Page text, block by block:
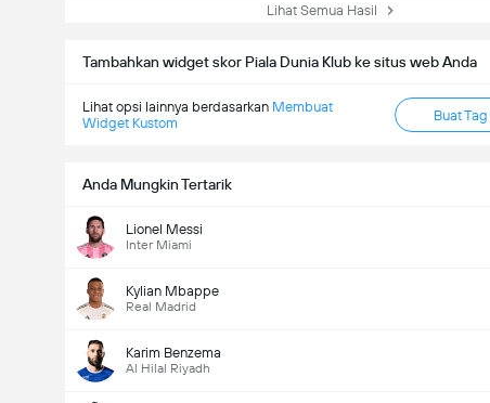
Lihat Semua Hasil
Tambahkan widget skor Piala Dunia Klub ke situs web Anda
Lihat opsi lainnya berdasarkan Membuat
Widget Kustom
Buat Tag
Anda Mungkin Tertarik
Lionel Messi
Inter Miami
Kylian Mbappe
Real Madrid
Karim Benzema
Al Hilal Riyadh